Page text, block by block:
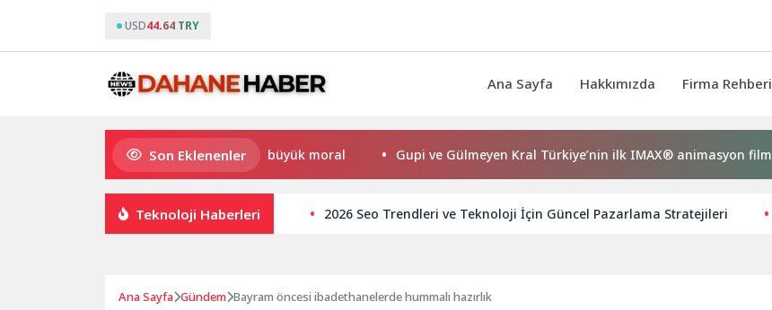
USD44.64 TRY
Ana Sayfa Hakkımızda Firma Rehberi
Son Eklenenler
Büyükakın’dan Kocaelispor’a büyük moral Gupi ve Gülmeyen Kral Türkiye’nin ilk IMAX® animasyon filmi oluyor
Teknoloji Haberleri 2026 Seo Trendleri ve Teknoloji İçin Güncel Pazarlama Stratejileri
Ana Sayfa Gündem Bayram öncesi ibadethanelerde hummalı hazırlık